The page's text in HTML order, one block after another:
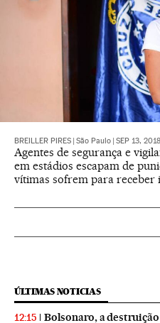
BREILLER PIRES São Paulo SEP 13,
Agentes de segurança e
em estádios escapam de
vítimas sofrem para receber
ÚLTIMAS NOTICIAS
12:15 Bolsonaro, a